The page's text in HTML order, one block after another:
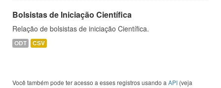
Bolsistas de Iniciação Científica
Relação de bolsistas de iniciação Científica.
ODT CSV
Você também pode ter acesso a esses registros usando a API (veja